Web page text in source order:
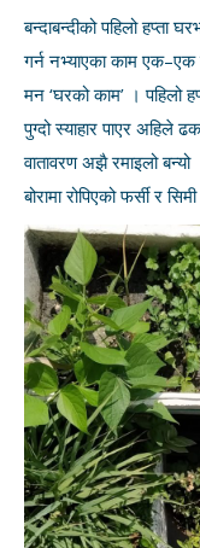
बन्दाबन्दीको पहिलो हप्ता
गर्न नभ्याएका काम एक–एक
मन ‘घरको काम’ । पहिलो
पुग्दो स्याहार पाएर
वातावरण अझै रमाइलो
बोरामा रोपिएको फर्सी र